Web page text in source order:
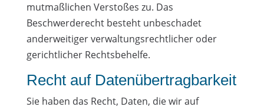
mutmaßlichen Verstoßes zu. Das
Beschwerderecht besteht unbeschadet
anderweitiger verwaltungsrechtlicher oder
gerichtlicher Rechtsbehelfe.
Recht auf Daten­übertrag­barkeit
Sie haben das Recht, Daten, die wir auf